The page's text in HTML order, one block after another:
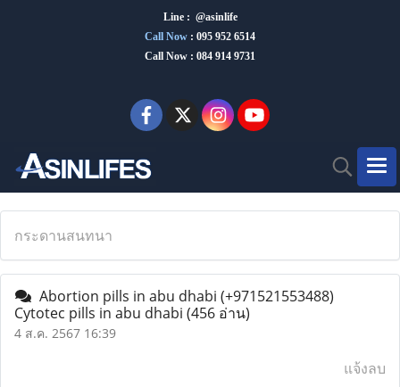
Line : @asinlife
Call Now : 095 952 6514
Call Now : 084 914 9731
กระดานสนทนา
Abortion pills in abu dhabi (+971521553488)
Cytotec pills in abu dhabi (456 อ่าน)
4 ส.ค. 2567 16:39
แจ้งลบ